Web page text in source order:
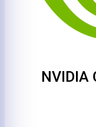
NVIDIA